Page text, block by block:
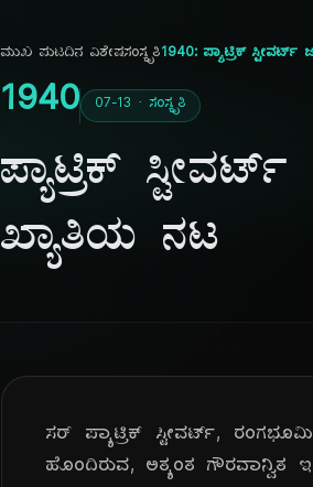
ಮುಖ ಪುಟದಿನ ವಿಶೇಷಸಂಸ್ಕೃತಿ1940: ಪ್ಯಾಟ್ರಿಕ್
1940 07-13 · ಸಂಸ್ಕೃತಿ
ಪ್ಯಾಟ್ರಿಕ್
ಖ್ಯಾತಿಯ ನಟ
ಸರ್ ಪ್ಯಾಟ್ರಿಕ್ ಸ್ಟೀವರ್ಟ್,
ಹೊಂದಿರುವ, ಅತ್ಯಂತ ಗೌರವಾನ್ವಿತ